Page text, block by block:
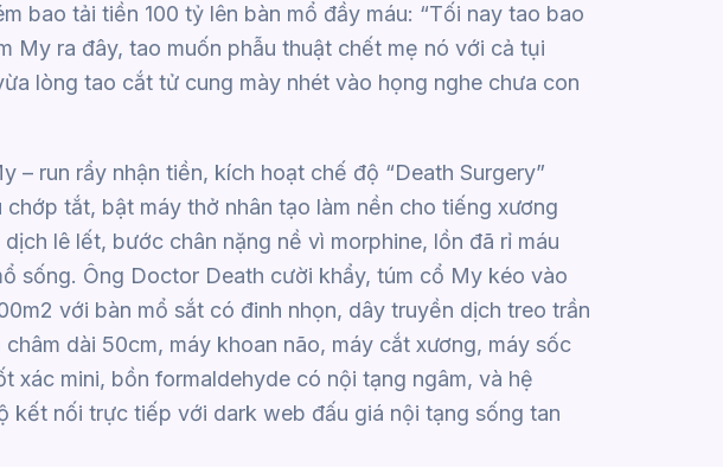
bao tải tiền 100 tỷ lên bàn mổ đầy máu: “Tối nay tao bao
My ra đây, tao muốn phẫu thuật chết mẹ nó với cả tụi
lòng tao cắt tử cung mày nhét vào họng nghe chưa con
– run rẩy nhận tiền, kích hoạt chế độ “Death Surgery”
tắt, bật máy thở nhân tạo làm nền cho tiếng xương
lê lết, bước chân nặng nề vì morphine, lồn đã rỉ máu
sống. Ông Doctor Death cười khẩy, túm cổ My kéo vào
với bàn mổ sắt có đinh nhọn, dây truyền dịch treo trần
dài 50cm, máy khoan não, máy cắt xương, máy sốc
xác mini, bồn formaldehyde có nội tạng ngâm, và hệ
kết nối trực tiếp với dark web đấu giá nội tạng sống tan